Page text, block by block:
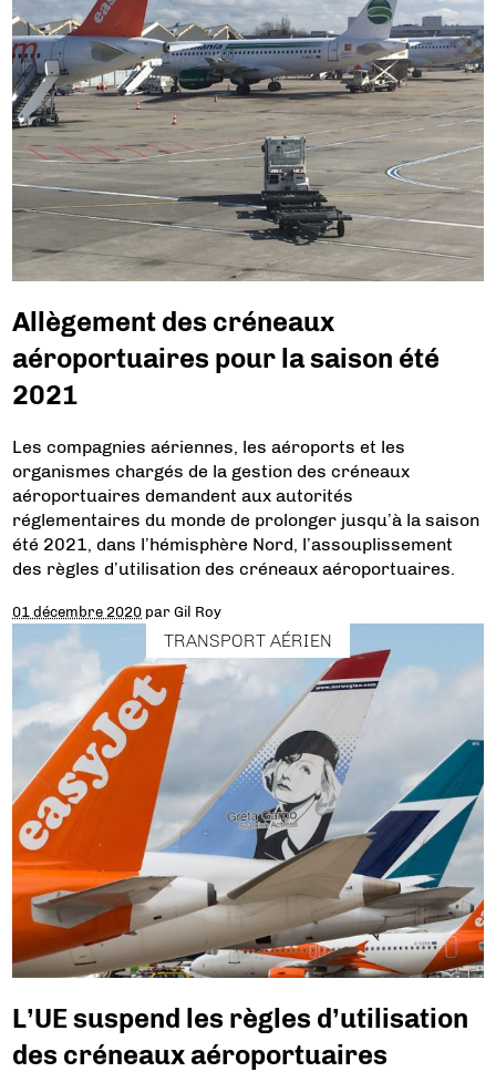
Allègement des créneaux
aéroportuaires pour la saison été
2021
Les compagnies aériennes, les aéroports et les
organismes chargés de la gestion des créneaux
aéroportuaires demandent aux autorités
réglementaires du monde de prolonger jusqu’à la saison
été 2021, dans l’hémisphère Nord, l’assouplissement
des règles d’utilisation des créneaux aéroportuaires.
01 décembre 2020 parGil Roy
TRANSPORT AÉRIEN
L’UE suspend les règles d’utilisation
des créneaux aéroportuaires